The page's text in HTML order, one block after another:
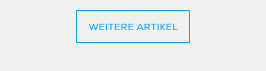
WEITERE ARTIKEL